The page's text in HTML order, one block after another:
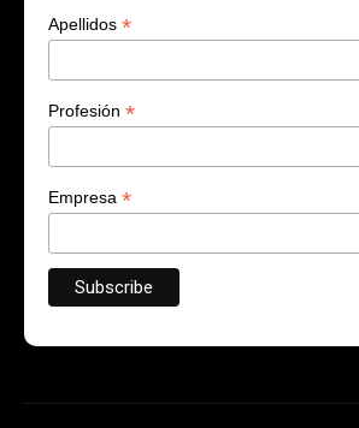
Apellidos *
Profesión *
Empresa *